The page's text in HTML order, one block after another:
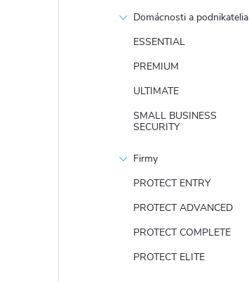
Domácnosti a podnikatelia
ESSENTIAL
PREMIUM
ULTIMATE
SMALL BUSINESS
SECURITY
Firmy
PROTECT ENTRY
PROTECT ADVANCED
PROTECT COMPLETE
PROTECT ELITE